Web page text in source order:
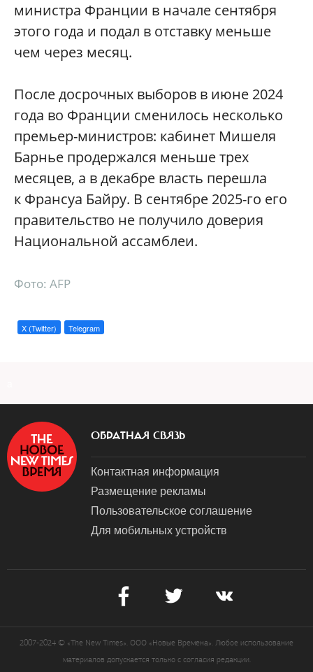
министра Франции в начале сентября
этого года и подал в отставку меньше
чем через месяц.
После досрочных выборов в июне 2024
года во Франции сменилось несколько
премьер-министров: кабинет Мишеля
Барнье продержался меньше трех
месяцев, а в декабре власть перешла
к Франсуа Байру. В сентябре 2025-го его
правительство не получило доверия
Национальной ассамблеи.
Фото: AFP
X (Twitter) Telegram
ОБРАТНАЯ СВЯЗЬ
Контактная информация
Размещение рекламы
Пользовательское соглашение
Для мобильных устройств
2007-2024 © «The New Times». ООО «Новые Времена». Любое использование
материалов допускается только с согласия редакции.